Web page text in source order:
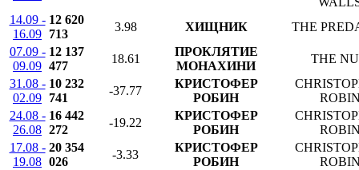
14.09 -
16.09
12 620
713
3.98 ХИЩНИК
THE
07.09 -
09.09
12 137
477
18.61
ПРОКЛЯТИЕ
МОНАХИНИ
THE
31.08 -
02.09
10 232
741
-37.77
КРИСТОФЕР
РОБИН
24.08 -
26.08
16 442
272
-19.22
КРИСТОФЕР
РОБИН
17.08 -
19.08
20 354
026
-3.33
КРИСТОФЕР
РОБИН